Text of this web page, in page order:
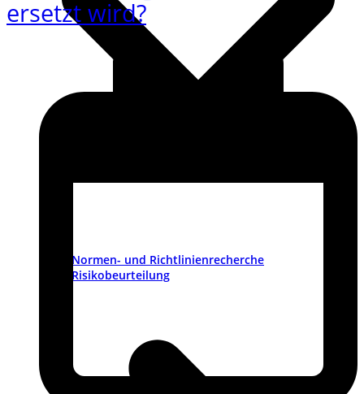
Normen- und Richtlinienrecherche
Risikobeurteilung
ersetzt wird?